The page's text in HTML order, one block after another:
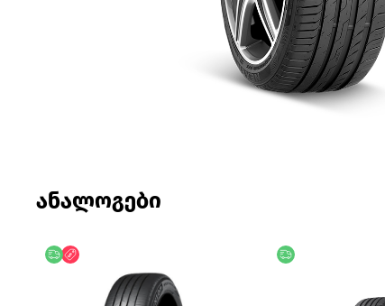
ანალოგები
უფასო მიწოდება